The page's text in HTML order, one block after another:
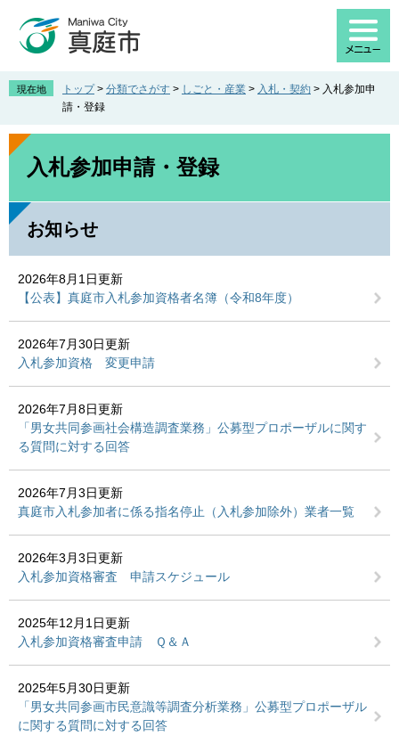
先
。
を
て
現在地 トップ > 分類でさがす > しごと・産業 > 入札・契約 > 入札参加申
請・登録
本
入札参加申請・登録
お知らせ
2026年8月1日更新
【公表】真庭市入札参加資格者名簿（令和8年度）
2026年7月30日更新
入札参加資格 変更申請
2026年7月8日更新
「男女共同参画社会構造調査業務」公募型プロポーザルに関す
る質問に対する回答
2026年7月3日更新
真庭市入札参加者に係る指名停止（入札参加除外）業者一覧
2026年3月3日更新
入札参加資格審査 申請スケジュール
2025年12月1日更新
入札参加資格審査申請 Ｑ＆Ａ
2025年5月30日更新
「男女共同参画市民意識等調査分析業務」公募型プロポーザル
に関する質問に対する回答